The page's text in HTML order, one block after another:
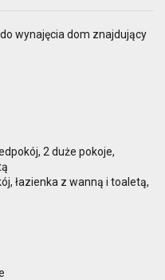
wynajęcia dom znajdujący
2 duże pokoje,
łazienka z wanną i toaletą,